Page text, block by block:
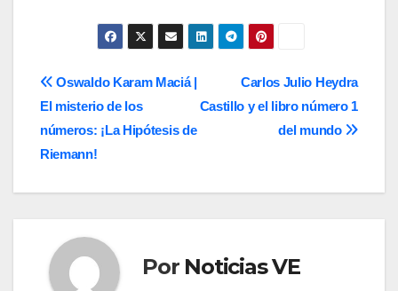
entradas
Navegación
de
entradas
Carlos Julio Heydra
Castillo y el libro número 1
del mundo
Oswaldo Karam Maciá |
El misterio de los
números: ¡La Hipótesis de
Riemann!
Por Noticias VE